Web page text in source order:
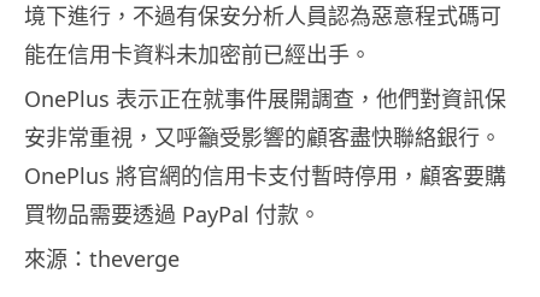
境下進行，不過有保安分析人員認為惡意程式碼可
能在信用卡資料未加密前已經出手。
OnePlus 表示正在就事件展開調查，他們對資訊保
安非常重視，又呼籲受影響的顧客盡快聯絡銀行。
OnePlus 將官網的信用卡支付暫時停用，顧客要購
買物品需要透過 PayPal 付款。
來源：theverge